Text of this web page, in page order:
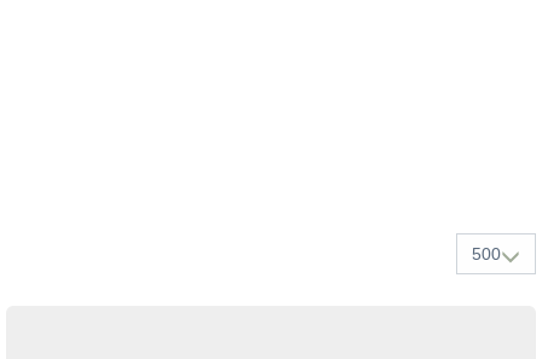
500